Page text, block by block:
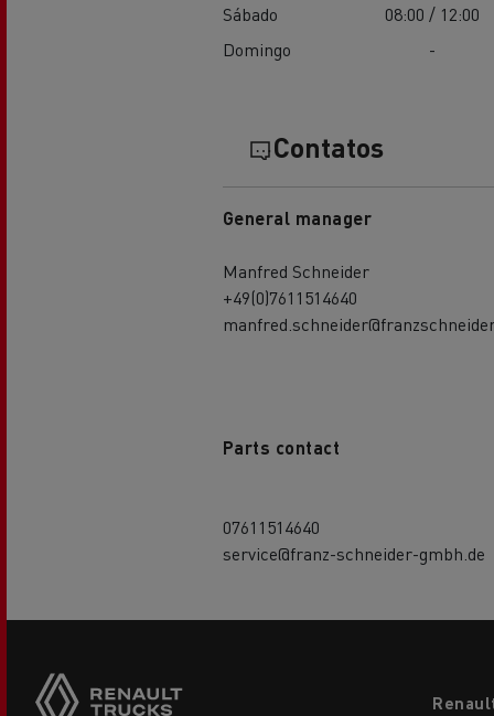
Sábado
08:00 / 12:00
Domingo
-
Contatos
General manager
Manfred Schneider
+49(0)7611514640
Parts contact
07611514640
service@franz-schneider-gmbh.de
menu